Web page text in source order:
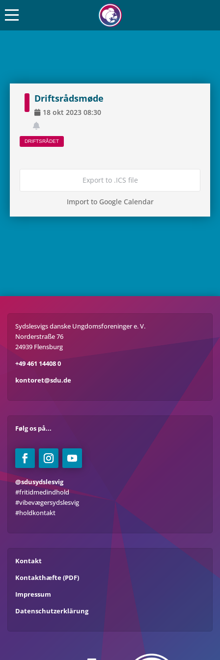
Drifts­rå­ds­møde
18 okt 2023 08:30
DRIFTS­RÅ­DET
Export to .ICS file
Import to Google Calendar
Sydslesvigs danske Ungdomsforeninger e. V.
Norderstraße 76
24939 Flensburg
+49 461 14408 0
kontoret@sdu.de
Følg os på...
@sdusydslesvig
#fritidmedindhold
#vibevægersydslesvig
#holdkontakt
Kontakt
Kontakthæfte (PDF)
Impressum
Datenschutzerklärung